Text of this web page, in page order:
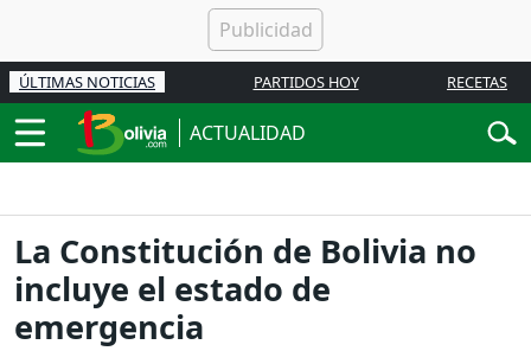
ÚLTIMAS NOTICIAS PARTIDOS HOY RECETAS
ACTUALIDAD
La Constitución de Bolivia no
incluye el estado de
emergencia